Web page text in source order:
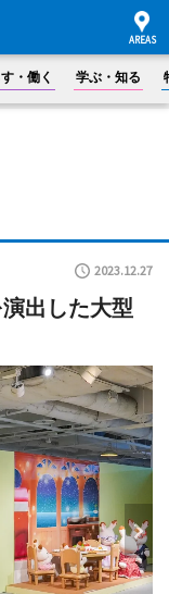
・働く 学ぶ・知る
2023.12.27
出した大型